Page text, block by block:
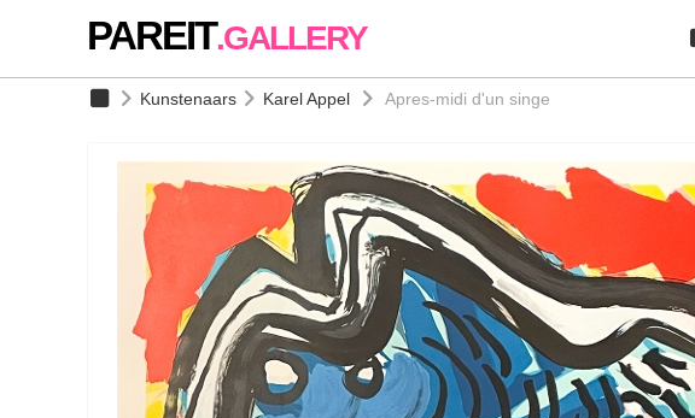
PAREIT.GALLERY
Kunstenaars Karel Appel Apres-midi d'un singe